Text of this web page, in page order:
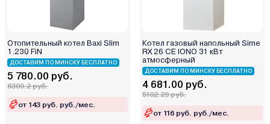
Отопительный котел Baxi Slim
1.230 FiN
ДОСТАВИМ ПО МИНСКУ БЕСПЛАТНО
5 780.00 руб.
6300.2 руб.
от 143 руб. руб./мес.
Котел газовый напольный Sime
RX 26 CE IONO 31 кВт
атмосферный
ДОСТАВИМ ПО МИНСКУ БЕСПЛАТНО
4 681.00 руб.
5102.29 руб.
от 116 руб. руб./мес.